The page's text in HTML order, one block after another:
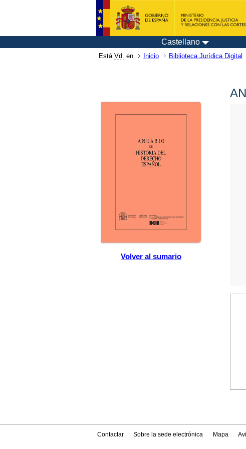
Castellano
Está Vd. en Inicio Biblioteca Jurídica Digital
Volver al sumario
Contactar Sobre la sede electrónica Mapa